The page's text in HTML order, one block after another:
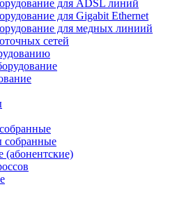
для ADSL линий
для Gigabit Ethernet
для медных линиий
сетей
собранные
(абонентские)